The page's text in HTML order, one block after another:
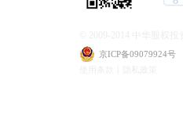
京ICP备09079924号